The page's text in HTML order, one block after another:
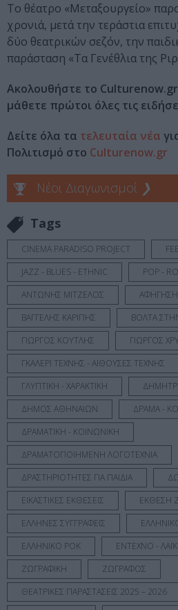
Το θέατρο «Μεταξουργείο»
χρονιά, μετά την τεράστια
δύο θεατρικών σεζόν, την
παράσταση «Τα Γενέθλια της
Ακολουθήστε το
μάθετε πρώτοι όλες τις
Δείτε όλα τα τελευταία νέα
Πολιτισμό στο Culturenow.gr
Νέοι Διαγωνισμοί ❯
Tags
CINEMA PARADISO PROJECT
JAZZ - BLUES - ETHNIC
POP -
ΑΝΤΩΝΗΣ ΜΙΤΖΕΛΟΣ
ΒΑΓΓΕΛΗΣ ΚΑΡΙΠΗΣ
ΒΟΛΤΑ
ΓΙΩΡΓΟΣ ΚΟΥΤΛΗΣ
ΓΙΩΡΓΟΣ
ΓΚΑΛΕΡΙ ΤΕΧΝΗΣ - ΑΙΘΟΥΣΕΣ ΤΕΧΝΗΣ
ΓΛΥΠΤΙΚΗ - ΧΑΡΑΚΤΙΚΗ
ΔΗΜΟΣ ΑΘΗΝΑΙΩΝ
ΔΡΑΜΑ -
ΔΡΑΜΑΤΙΚΗ - ΚΟΙΝΩΝΙΚΗ
ΔΡΑΜΑΤΟΠΟΙΗΜΕΝΗ ΛΟΓΟΤΕΧΝΙΑ
ΔΡΑΣΤΗΡΙΟΤΗΤΕΣ ΓΙΑ ΠΑΙΔΙΑ
ΕΙΚΑΣΤΙΚΕΣ ΕΚΘΕΣΕΙΣ
ΕΚΘΕΣΗ
ΕΛΛΗΝΕΣ ΣΥΓΓΡΑΦΕΙΣ
ΕΛΛΗΝΙΚΟ ΡΟΚ
ΕΝΤΕΧΝΟ -
ΖΩΓΡΑΦΙΚΗ
ΖΩΓΡΑΦΟΣ
ΘΕΑΤΡΙΚΕΣ ΠΑΡΑΣΤΑΣΕΙΣ 2025 – 2026